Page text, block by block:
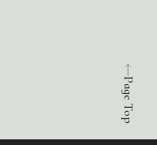
Page Top